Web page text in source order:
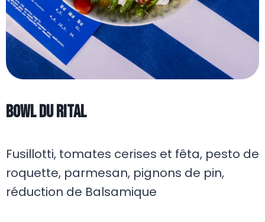
Bowl du rital
Fusillotti, tomates cerises et fêta, pesto de
roquette, parmesan, pignons de pin,
réduction de Balsamique